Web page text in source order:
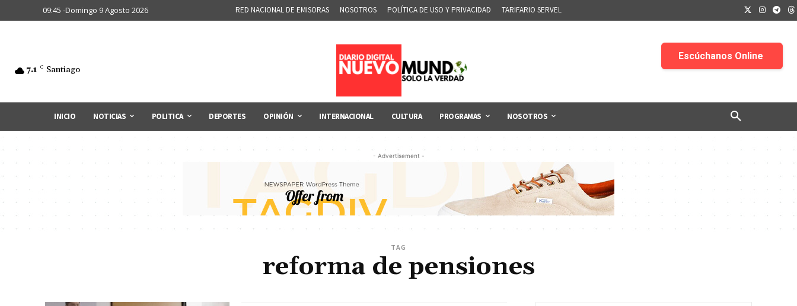
09:45 -Domingo 9 Agosto 2026 RED NACIONAL DE EMISORAS NOSOTROS POLÍTICA DE USO Y PRIVACIDAD TARIFARIO SERVEL
7.1 C Santiago
INICIO NOTICIAS POLITICA DEPORTES OPINIÓN INTERNACIONAL CULTURA PROGRAMAS NOSOTROS
- Advertisement -
TAG
reforma de pensiones